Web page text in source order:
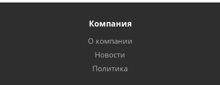
Компания
О компании
Новости
Политика